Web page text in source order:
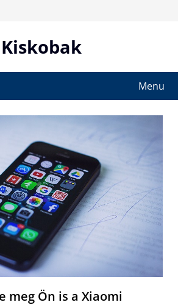
Kiskobak
Menu
meg Ön is a Xiaomi